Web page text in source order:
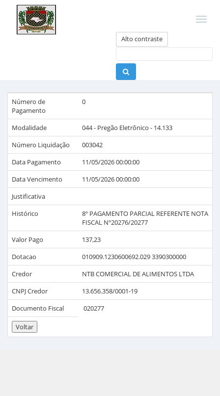
Alto contraste
Número de
Pagamento
0
Modalidade
044 - Pregão Eletrônico - 14.133
Número Liquidação
003042
Data Pagamento
11/05/2026 00:00:00
Data Vencimento
11/05/2026 00:00:00
Justificativa
Histórico
8º PAGAMENTO PARCIAL REFERENTE NOTA
FISCAL Nº20276/20277
Valor Pago
137,23
Dotacao
010909.1230600692.029 3390300000
Credor
NTB COMERCIAL DE ALIMENTOS LTDA
CNPJ Credor
13.656.358/0001-19
Documento Fiscal
020277